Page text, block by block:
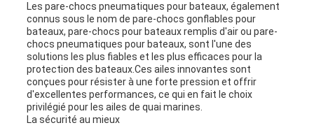
SITE
PRIVACY
POLICY
Les pare-chocs pneumatiques pour bateaux, également
connus sous le nom de pare-chocs gonflables pour
bateaux, pare-chocs pour bateaux remplis d'air ou pare-
chocs pneumatiques pour bateaux, sont l'une des
solutions les plus fiables et les plus efficaces pour la
protection des bateaux.Ces ailes innovantes sont
conçues pour résister à une forte pression et offrir
d'excellentes performances, ce qui en fait le choix
privilégié pour les ailes de quai marines.
La sécurité au mieux